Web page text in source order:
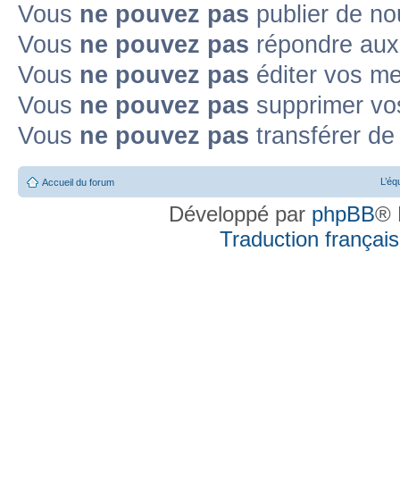
Vous ne pouvez pas publier de
Vous ne pouvez pas répondre
Vous ne pouvez pas éditer vos
Vous ne pouvez pas supprimer
Vous ne pouvez pas transférer
Accueil du forum
Développé par phpBB®
Traduction